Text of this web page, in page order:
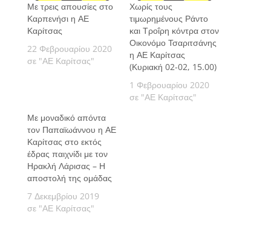
Με τρεις απουσίες στο
Καρπενήσι η ΑΕ
Καρίτσας
22 Φεβρουαρίου 2020
σε "ΑΕ Καρίτσας"
Χωρίς τους
τιμωρημένους Ράντο
και Τροΐρη κόντρα στον
Οικονόμο Τσαριτσάνης
η ΑΕ Καρίτσας
(Κυριακή 02-02, 15.00)
1 Φεβρουαρίου 2020
σε "ΑΕ Καρίτσας"
Με μοναδικό απόντα
τον Παπαϊωάννου η ΑΕ
Καρίτσας στο εκτός
έδρας παιχνίδι με τον
Ηρακλή Λάρισας – Η
αποστολή της ομάδας
7 Δεκεμβρίου 2019
σε "ΑΕ Καρίτσας"